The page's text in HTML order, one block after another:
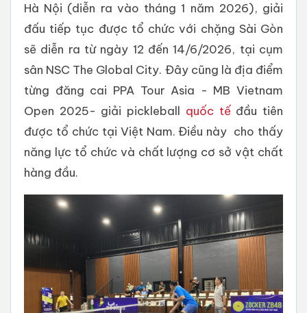
Hà Nội (diễn ra vào tháng 1 năm 2026), giải
đấu tiếp tục được tổ chức với chặng Sài Gòn
sẽ diễn ra từ ngày 12 đến 14/6/2026, tại cụm
sân NSC The Global City. Đây cũng là địa điểm
từng đăng cai PPA Tour Asia - MB Vietnam
Open 2025- giải pickleball quốc tếđầu tiên
được tổ chức tại Việt Nam. Điều này cho thấy
năng lực tổ chức và chất lượng cơ sở vật chất
hàng đầu.